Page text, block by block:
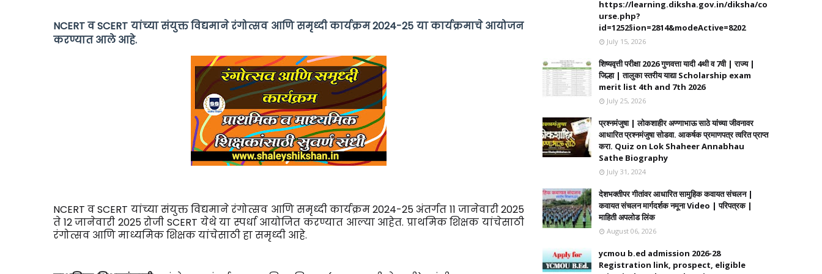
NCERT व SCERT यांच्या संयुक्त विद्यमाने रंगोत्सव आणि समृध्दी कार्यक्रम 2024-25 या कार्यक्रमाचे आयोजन
करण्यात आले आहे.
NCERT व SCERT यांच्या संयुक्त विद्यमाने रंगोत्सव आणि समृध्दी कार्यक्रम 2024-25 अंतर्गत 11 जानेवारी 2025
ते 12 जानेवारी 2025 रोजी SCERT येथे या स्पर्धा आयोजित करण्यात आल्या आहेत. प्राथमिक शिक्षक यांचेसाठी
रंगोत्सव आणि माध्यमिक शिक्षक यांचेसाठी हा समृध्दी आहे.
https://learning.diksha.gov.in/diksha/co
urse.php?
id=1252§ion=2814&modeActive=8202
July 15, 2026
शिष्यवृत्ती परीक्षा 2026 गुणवत्ता यादी 4थी व 7वी | राज्य |
जिल्हा | तालुका स्तरीय याद्या Scholarship exam
merit list 4th and 7th 2026
July 25, 2026
प्रश्नमंजुषा | लोकशाहीर अण्णाभाऊ साठे यांच्या जीवनावर
आधारित प्रश्नमंजुषा सोडवा. आकर्षक प्रमाणपत्र त्वरित प्राप्त
करा. Quiz on Lok Shaheer Annabhau
Sathe Biography
July 31, 2024
देशभक्तीपर गीतांवर आधारित सामुहिक कवायत संचलन |
कवायत संचलन मार्गदर्शक नमूना Video | परिपत्रक |
माहिती अपलोड लिंक
August 06, 2026
ycmou b.ed admission 2026-28
Registration link, prospect, eligible